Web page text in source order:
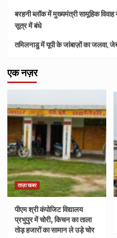
बरहनी ब्लॉक में मुख्यमंत्री सामूहिक
सूत्र में बंधे
तमिलनाडु में यूपी के जांबाज़ों का जलवा,
एक नज़र
ताज़ा खबर
पीएम श्री कंपोजिट विद्यालय
प्रभुपुर में चोरी, किचन का ताला
तोड़ हजारों का सामान ले उड़े चोर